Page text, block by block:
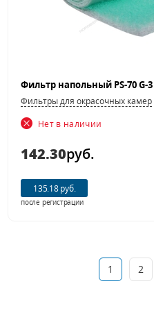
Фильтр напольный PS-70 G-3
Фильтры для окрасочных камер
Нет в наличии
142.30руб.
135.18 руб.
после регистрации
1 2